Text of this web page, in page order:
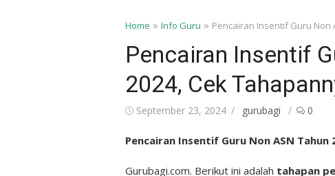
Home » Info Guru » Pencairan Insentif Guru Non
Pencairan Insentif
2024, Cek
Posted
September 23, 2024 Author
gurubagi 0
Pencairan Insentif Guru Non ASN Tahun
Gurubagi.com. Berikut ini adalah tahapan